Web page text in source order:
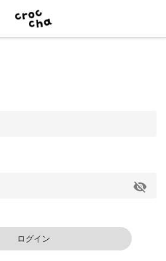
ログイン